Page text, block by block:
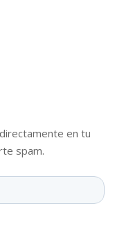
en tu
spam.